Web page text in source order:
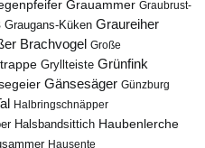
Grauammer Graubrust-
Graugans-Küken Graureiher
Brachvogel Große
Gryllteiste Grünfink
Gänsesäger Günzburg
Halbringschnäpper
Halsbandsittich Haubenlerche
Hausente